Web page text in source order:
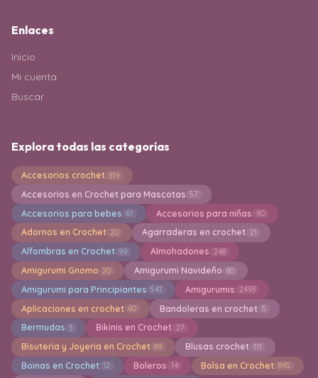
Enlaces
Inicio
Mi cuenta
Buscar
Explora todas las categorías
Accesorios crochet 319
Accesorios en Crochet para Mascotas 57
Accesorios para bebes 61 Accesorios para niñas 60
Adornos en Crochet 20 Agarraderas en crochet 21
Alfombras en Crochet 99 Almohadones 248
Amigurumi Gnomo 20 Amigurumi Navideño 80
Amigurumi para Principiantes 541 Amigurumis 2493
Aplicaciones en crochet 60 Bandoleras en crochet 5
Bermudas 3 Bikinis en Crochet 27
Bisuteria y Joyeria en Crochet 89 Blusas crochet 111
Boinas en Crochet 12 Boleros 14 Bolsa en Crochet 845